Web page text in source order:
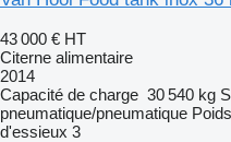
43 000 € HT
Citerne alimentaire
2014
Capacité de charge 30 540 kg
pneumatique/pneumatique
d'essieux 3